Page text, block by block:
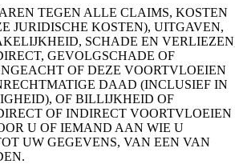
TEGEN ALLE CLAIMS, KOSTEN
JURIDISCHE KOSTEN), UITGAVEN,
SCHADE EN
GEVOLGSCHADE OF
OF DEZE VOORTVLOEIEN
DAAD (INCLUSIEF IN
OF BILLIJKHEID OF
OF INDIRECT VOORTVLOEIEN
U OF IEMAND AAN WIE U
UW GEGEVENS, VAN EEN VAN